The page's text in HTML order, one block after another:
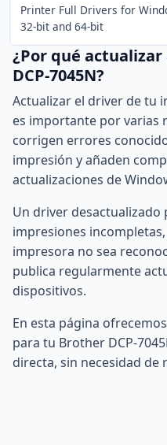
Printer Full Drivers for
32-bit and 64-bit
¿Por qué
DCP-7045N?
Actualizar el driver de tu
es importante por varias
corrigen errores
impresión y añaden
actualizaciones de
Un driver desactualizado
impresiones
impresora no sea
publica regularmente
dispositivos.
En esta página
para tu Brother DCP-
directa, sin necesidad